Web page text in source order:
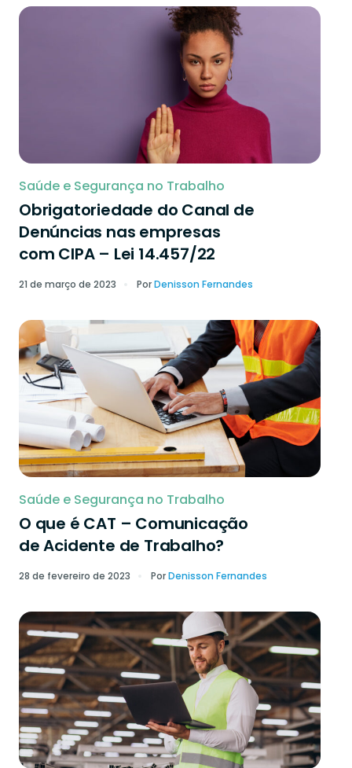
Saúde e Segurança no Trabalho
Obrigatoriedade do Canal de
Denúncias nas empresas
com CIPA – Lei 14.457/22
21 de março de 2023 PorDenisson Fernandes
Saúde e Segurança no Trabalho
O que é CAT – Comunicação
de Acidente de Trabalho?
28 de fevereiro de 2023 PorDenisson Fernandes